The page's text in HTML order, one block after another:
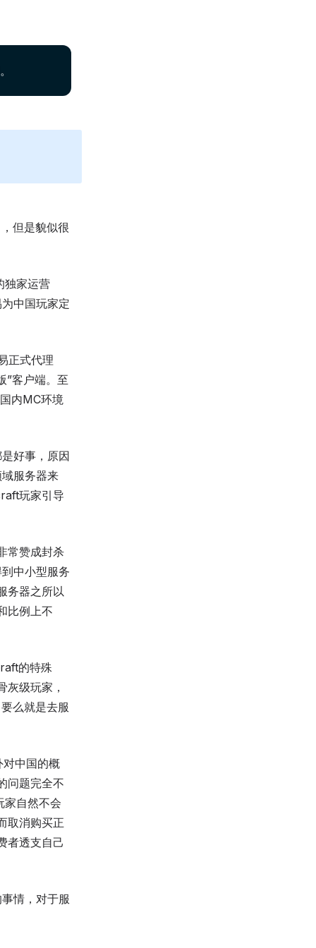
但是貌似很
独家运营
中国玩家定
正式代理
”客户端。至
内MC环境
好事，原因
服务器来
玩家引导
常赞成封杀
中小型服务
务器之所以
比例上不
的特殊
级玩家，
么就是去服
中国的概
问题完全不
家自然不会
取消购买正
者透支自己
情，对于服